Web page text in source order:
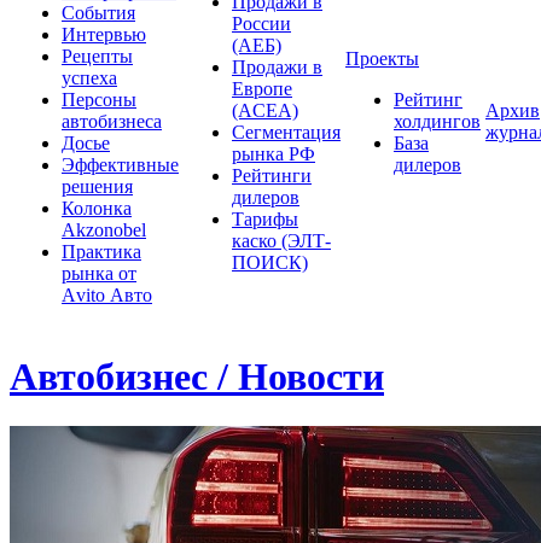
События
Интервью
Рецепты
успеха
Персоны
автобизнеса
Досье
Эффективные
решения
Колонка
Akzonobel
Практика
рынка от
Аvito Авто
России
(АЕБ)
Продажи в
Европе
(ACEA)
Сегментация
рынка РФ
Рейтинги
дилеров
Тарифы
каско (ЭЛТ-
ПОИСК)
Проекты
Рейтинг
холдингов
База
дилеров
Архив
Автобизнес / Новости